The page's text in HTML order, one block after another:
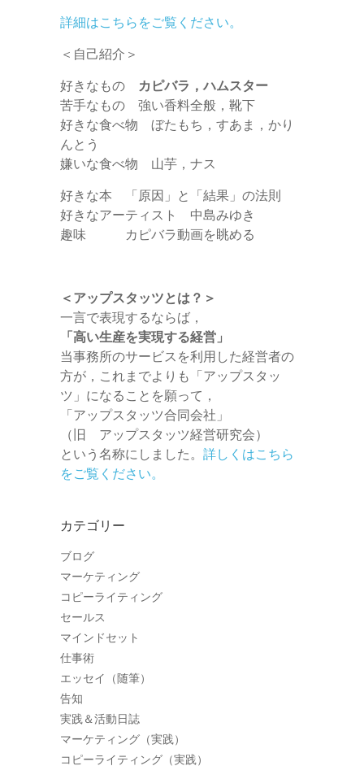
詳細はこちらをご覧ください。
＜自己紹介＞
好きなもの カピバラ，ハムスター
苦手なもの 強い香料全般，靴下
好きな食べ物 ぼたもち，すあま，かり
んとう
嫌いな食べ物 山芋，ナス
好きな本 「原因」と「結果」の法則
好きなアーティスト 中島みゆき
趣味 カピバラ動画を眺める
＜アップスタッツとは？＞
一言で表現するならば，
「高い生産を実現する経営」
当事務所のサービスを利用した経営者の
方が，これまでよりも「アップスタッ
ツ」になることを願って，
「アップスタッツ合同会社」
（旧 アップスタッツ経営研究会）
という名称にしました。 詳しくはこちら
をご覧ください。
カテゴリー
ブログ
マーケティング
コピーライティング
セールス
マインドセット
仕事術
エッセイ（随筆）
告知
実践＆活動日誌
マーケティング（実践）
コピーライティング（実践）